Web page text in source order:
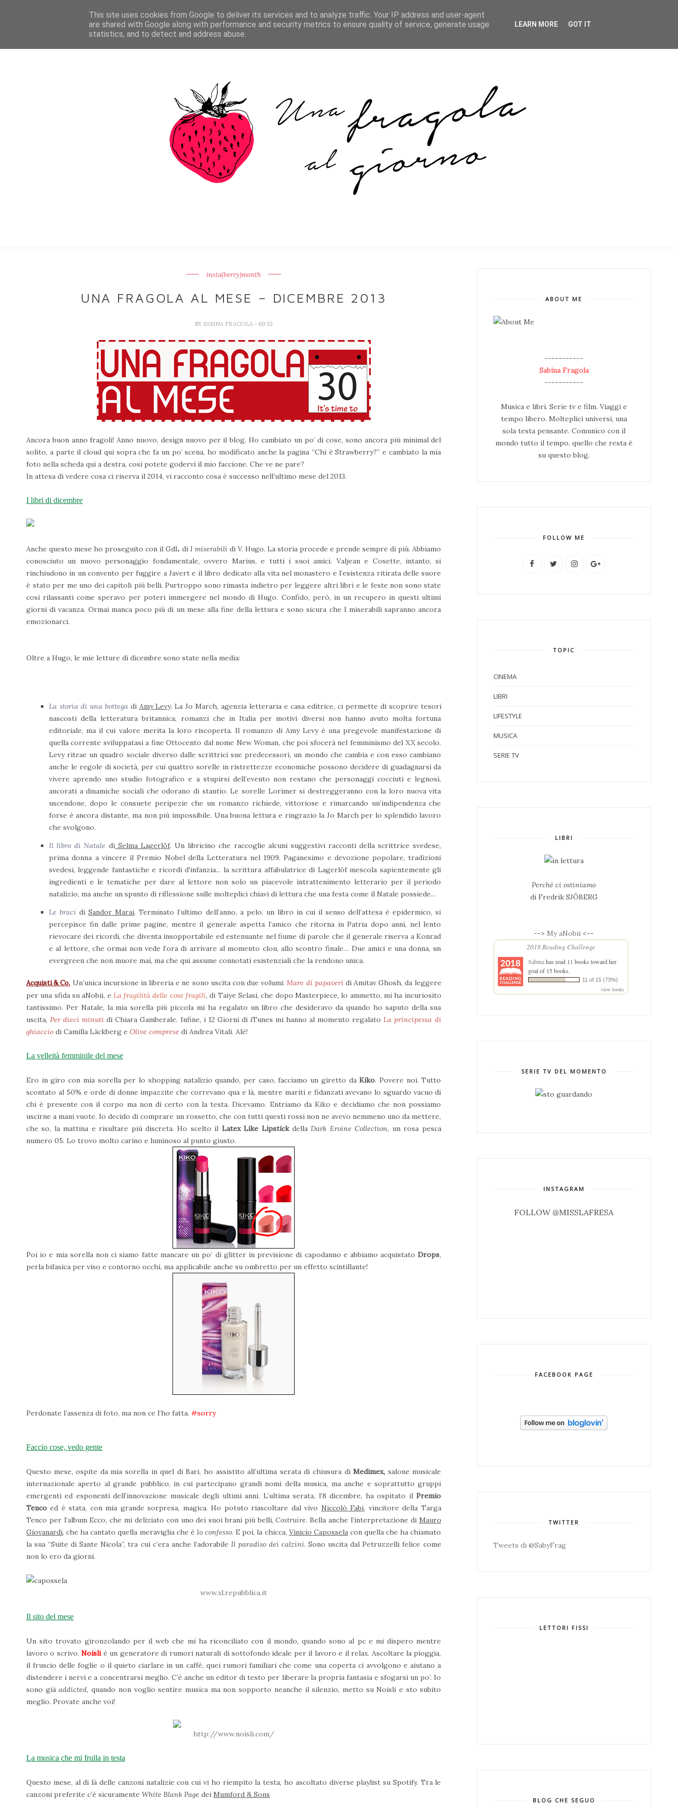
HOME ABOUT ME COOKIE POLICY CONTATTI
insta(berry)month
UNA FRAGOLA AL MESE – DICEMBRE 2013
BY SABINA FRAGOLA - 00:32
Ancora buon anno fragoli! Anno nuovo, design nuovo per il blog. Ho cambiato un po’ di cose, sono ancora più minimal del
solito, a parte il cloud qui sopra che fa un po’ scena, ho modificato anche la pagina “Chi è Strawberry?” e cambiato la mia
foto nella scheda qui a destra, così potete godervi il mio faccione. Che ve ne pare?
In attesa di vedere cosa ci riserva il 2014, vi racconto cosa è successo nell’ultimo mese del 2013.
I libri di dicembre
Anche questo mese ho proseguito con il GdL di I miserabilidi V. Hugo. La storia procede e prende sempre di più. Abbiamo
conosciuto un nuovo personaggio fondamentale, ovvero Marius, e tutti i suoi amici. Valjean e Cosette, intanto, si
rinchiudono in un convento per fuggire a Javert e il libro dedicato alla vita nel monastero e l’esistenza ritirata delle suore
è stato per me uno dei capitoli più belli. Purtroppo sono rimasta indietro per leggere altri libri e le feste non sono state
così rilassanti come speravo per poteri immergere nel mondo di Hugo. Confido, però, in un recupero in questi ultimi
giorni di vacanza. Ormai manca poco più di un mese alla fine della lettura e sono sicura che I miserabili sapranno ancora
emozionarci.
Oltre a Hugo, le mie letture di dicembre sono state nella media:
La storia di una bottegadi Amy Levy. La Jo March, agenzia letteraria e casa editrice, ci permette di scoprire tesori
nascosti della letteratura britannica, romanzi che in Italia per motivi diversi non hanno avuto molta fortuna
editoriale, ma il cui valore merita la loro riscoperta. Il romanzo di Amy Levy è una pregevole manifestazione di
quella corrente sviluppatasi a fine Ottocento dal nome New Woman, che poi sfocerà nel femminismo del XX secolo.
Levy ritrae un quadro sociale diverso dalle scrittrici sue predecessori, un mondo che cambia e con esso cambiano
anche le regole di società, per cui quattro sorelle in ristrettezze economiche possono decidere di guadagnarsi da
vivere aprendo uno studio fotografico e a stupirsi dell’evento non restano che personaggi cocciuti e legnosi,
ancorati a dinamiche sociali che odorano di stantio. Le sorelle Lorimer si destreggeranno con la loro nuova vita
uscendone, dopo le consuete peripezie che un romanzo richiede, vittoriose e rimarcando un’indipendenza che
forse è ancora distante, ma non più impossibile. Una buona lettura e ringrazio la Jo March per lo splendido lavoro
che svolgono.
Il libro di Natale diSelma Lagerlöf. Un libricino che raccoglie alcuni suggestivi racconti della scrittrice svedese,
prima donna a vincere il Premio Nobel della Letteratura nel 1909. Paganesimo e devozione popolare, tradizioni
svedesi, leggende fantastiche e ricordi d'infanzia... la scrittura affabulatrice di Lagerlöf mescola sapientemente gli
ingredienti e le tematiche per dare al lettore non solo un piacevole intrattenimento letterario per il periodo
natalizio, ma anche un spunto di riflessione sulle molteplici chiavi di lettura che una festa come il Natale possiede...
Le braci diSandor Marai. Terminato l’ultimo dell’anno, a pelo. un libro in cui il senso dell’attesa è epidermico, si
percepisce fin dalle prime pagine, mentre il generale aspetta l’amico che ritorna in Patria dopo anni, nel lento
rievocare dei ricordi, che diventa insopportabile ed estenuante nel fiume di parole che il generale riserva a Konrad
e al lettore, che ormai non vede l’ora di arrivare al momento clou, allo scontro finale… Due amici e una donna, un
evergreen che non muore mai, ma che qui assume connotati esistenziali che la rendono unica.
Acquisti & Co. Un’unica incursione in libreria e ne sono uscita con due volumi:Mare di papaveridi Amitav Ghosh, da leggere
per una sfida su aNobii, e La fragilità delle cose fragili, di Taiye Selasi, che dopo Masterpiece, lo ammetto, mi ha incuriosito
tantissimo. Per Natale, la mia sorella più piccola mi ha regalato un libro che desideravo da quando ho saputo della sua
uscita,Per dieci minuti di Chiara Gamberale. Infine, i 12 Giorni di iTunes mi hanno al momento regalatoLa principessa di
ghiaccio di Camilla Läckberg e Olive comprese di Andrea Vitali. Alè!
La velleità femminile del mese
Ero in giro con mia sorella per lo shopping natalizio quando, per caso, facciamo un giretto daKiko. Povere noi. Tutto
scontato al 50% e orde di donne impazzite che correvano qua e là, mentre mariti e fidanzati avevano lo sguardo vacuo di
chi è presente con il corpo ma non di certo con la testa. Dicevamo. Entriamo da Kiko e decidiamo che non possiamo
uscirne a mani vuote. Io decido di comprare un rossetto, che con tutti questi rossi non ne avevo nemmeno uno da mettere,
che so, la mattina e risultare più discreta. Ho scelto il Latex Like LipstickdellaDark Eroine Collection, un rosa pesca
numero 05. Lo trovo molto carino e luminoso al punto giusto.
Poi io e mia sorella non ci siamo fatte mancare un po’ di glitter in previsione di capodanno e abbiamo acquistato Drops,
perla bifasica per viso e contorno occhi, ma applicabile anche su ombretto per un effetto scintillante!
Perdonate l’assenza di foto, ma non ce l’ho fatta. #sorry
Faccio cose, vedo gente
Questo mese, ospite da mia sorella in quel di Bari, ho assistito all’ultima serata di chiusura diMedimex, salone musicale
internazionale aperto al grande pubblico, in cui partecipano grandi nomi della musica, ma anche e soprattutto gruppi
emergenti ed esponenti dell’innovazione musicale degli ultimi anni. L’ultima serata, l’8 dicembre, ha ospitato ilPremio
Tenco ed è stata, con mia grande sorpresa, magica. Ho potuto riascoltare dal vivo Niccolò Fabi, vincitore della Targa
Tenco per l’album Ecco, che mi deliziato con uno dei suoi brani più belli,Costruire. Bella anche l’interpretazione di Mauro
Giovanardi, che ha cantato quella meraviglia che è Io confesso. E poi, la chicca, Vinicio Caposselacon quella che ha chiamato
la sua “Suite di Sante Nicola”, tra cui c’era anche l’adorabile Il paradiso dei calzini. Sono uscita dal Petruzzelli felice come
non lo ero da giorni.
www.xl.repubblica.it
Il sito del mese
Un sito trovato gironzolando per il web che mi ha riconciliato con il mondo, quando sono al pc e mi dispero mentre
lavoro o scrivo.Noisliè un generatore di rumori naturali di sottofondo ideale per il lavoro e il relax. Ascoltare la pioggia,
il fruscio delle foglie o il quieto ciarlare in un caffè, quei rumori familiari che come una coperta ci avvolgono e aiutano a
distendere i nervi e a concentrarsi meglio. C’è anche un editor di testo per liberare la propria fantasia e sfogarsi un po’. Io
sono giàaddicted, quando non voglio sentire musica ma non sopporto neanche il silenzio, metto su Noisli e sto subito
meglio. Provate anche voi!
http://www.noisli.com/
La musica che mi frulla in testa
Questo mese, al di là delle canzoni natalizie con cui vi ho riempito la testa, ho ascoltato diverse playlist su Spotify. Tra le
canzoni preferite c’è sicuramente White Blank Page dei Mumford & Sons
ABOUT ME
-----------
Sabina Fragola
-----------
Musica e libri. Serie tv e film. Viaggi e
tempo libero. Molteplici universi, una
sola testa pensante. Comunico con il
mondo tutto il tempo, quello che resta è
su questo blog.
FOLLOW ME
TOPIC
CINEMA
LIBRI
LIFESTYLE
MUSICA
SERIE TV
LIBRI
Perché ci ostiniamo
di Fredrik SJÖBERG
-->My aNobii <--
2018 Reading Challenge
Sabinahas read 11 books toward her
goal of 15 books.
11 of 15 (73%)
view books
SERIE TV DEL MOMENTO
INSTAGRAM
FOLLOW @MISSLAFRESA
FACEBOOK PAGE
TWITTER
Tweets di @SabyFrag
LETTORI FISSI
BLOG CHE SEGUO
This site uses cookies from Google to deliver its services and to analyze traffic. Your IP address and user-agent
are shared with Google along with performance and security metrics to ensure quality of service, generate usage
statistics, and to detect and address abuse.
LEARN MORE GOT IT